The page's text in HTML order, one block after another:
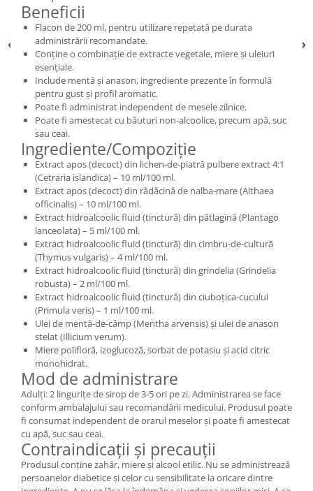
Beneficii
Flacon de 200 ml, pentru utilizare repetată pe durata
administrării recomandate.
Conține o combinație de extracte vegetale, miere și uleiuri
esențiale.
Include mentă și anason, ingrediente prezente în formulă
pentru gust și profil aromatic.
Poate fi administrat independent de mesele zilnice.
Poate fi amestecat cu băuturi non-alcoolice, precum apă, suc
sau ceai.
Ingrediente/Compoziție
Extract apos (decoct) din lichen-de-piatră pulbere extract 4:1
(Cetraria islandica) – 10 ml/100 ml.
Extract apos (decoct) din rădăcină de nalba-mare (Althaea
officinalis) – 10 ml/100 ml.
Extract hidroalcoolic fluid (tinctură) din pătlagină (Plantago
lanceolata) – 5 ml/100 ml.
Extract hidroalcoolic fluid (tinctură) din cimbru-de-cultură
(Thymus vulgaris) – 4 ml/100 ml.
Extract hidroalcoolic fluid (tinctură) din grindelia (Grindelia
robusta) – 2 ml/100 ml.
Extract hidroalcoolic fluid (tinctură) din ciuboțica-cucului
(Primula veris) – 1 ml/100 ml.
Ulei de mentă-de-câmp (Mentha arvensis) și ulei de anason
stelat (Illicium verum).
Miere polifloră, izoglucoză, sorbat de potasiu și acid citric
monohidrat.
Mod de administrare
Adulți: 2 lingurițe de sirop de 3-5 ori pe zi. Administrarea se face
conform ambalajului sau recomandării medicului. Produsul poate
fi consumat independent de orarul meselor și poate fi amestecat
cu apă, suc sau ceai.
Contraindicații și precauții
Produsul conține zahăr, miere și alcool etilic. Nu se administrează
persoanelor diabetice și celor cu sensibilitate la oricare dintre